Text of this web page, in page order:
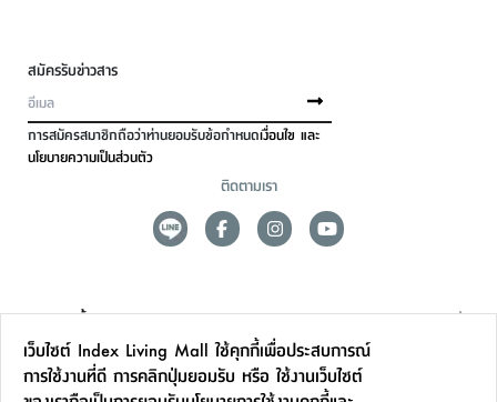
สมัครรับข่าวสาร
การสมัครสมาชิกถือว่าท่านยอมรับข้อกำหนดเงื่อนไข และ
นโยบายความเป็นส่วนตัว
ติดตามเรา
ดูแลลูกค้า
สาขาและการบริการ
เว็บไซต์ Index Living Mall ใช้คุกกี้เพื่อประสบการณ์
การใช้งานที่ดี การคลิกปุ่มยอมรับ หรือ ใช้งานเว็บไซต์